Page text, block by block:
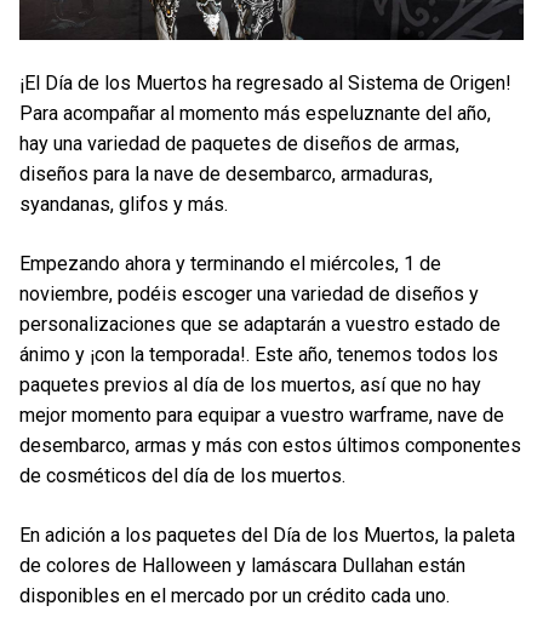
¡El Día de los Muertos ha regresado al Sistema de Origen!
Para acompañar al momento más espeluznante del año,
hay una variedad de paquetes de diseños de armas,
diseños para la nave de desembarco, armaduras,
syandanas, glifos y más.
Empezando ahora y terminando el miércoles, 1 de
noviembre, podéis escoger una variedad de diseños y
personalizaciones que se adaptarán a vuestro estado de
ánimo y ¡con la temporada!. Este año, tenemos todos los
paquetes previos al día de los muertos, así que no hay
mejor momento para equipar a vuestro warframe, nave de
desembarco, armas y más con estos últimos componentes
de cosméticos del día de los muertos.
En adición a los paquetes del Día de los Muertos, la paleta
de colores de Halloween y lamáscara Dullahan están
disponibles en el mercado por un crédito cada uno.